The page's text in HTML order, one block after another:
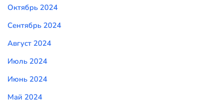
Октябрь 2024
Сентябрь 2024
Август 2024
Июль 2024
Июнь 2024
Май 2024